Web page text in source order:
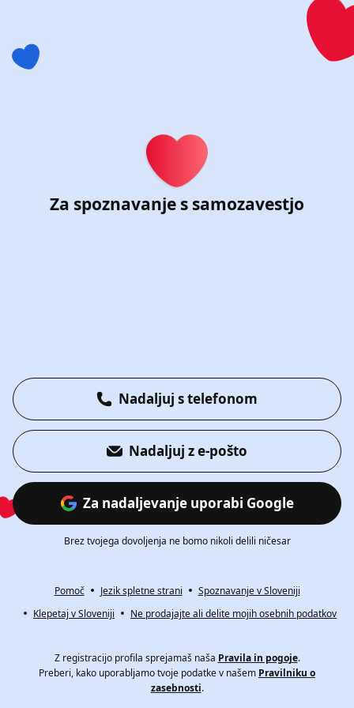
Registriraj se na Chat &
Za spoznavanje s samozavestjo
Nadaljuj s telefonom
Nadaljuj z e-pošto
Za nadaljevanje uporabi Google
Brez tvojega dovoljenja ne bomo nikoli delili ničesar
Pomoč Jezik spletne strani
Spoznavanje v Sloveniji
Klepetaj v Sloveniji
Ne prodajajte ali delite mojih osebnih podatkov
Z registracijo profila sprejamaš naša Pravila in pogoje.
Preberi, kako uporabljamo tvoje podatke v našem Pravilniku o
zasebnosti.